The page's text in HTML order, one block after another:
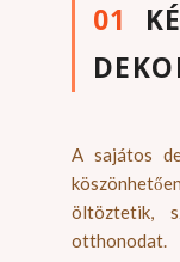
01
A sajátos
öltöztetik,
otthonodat.